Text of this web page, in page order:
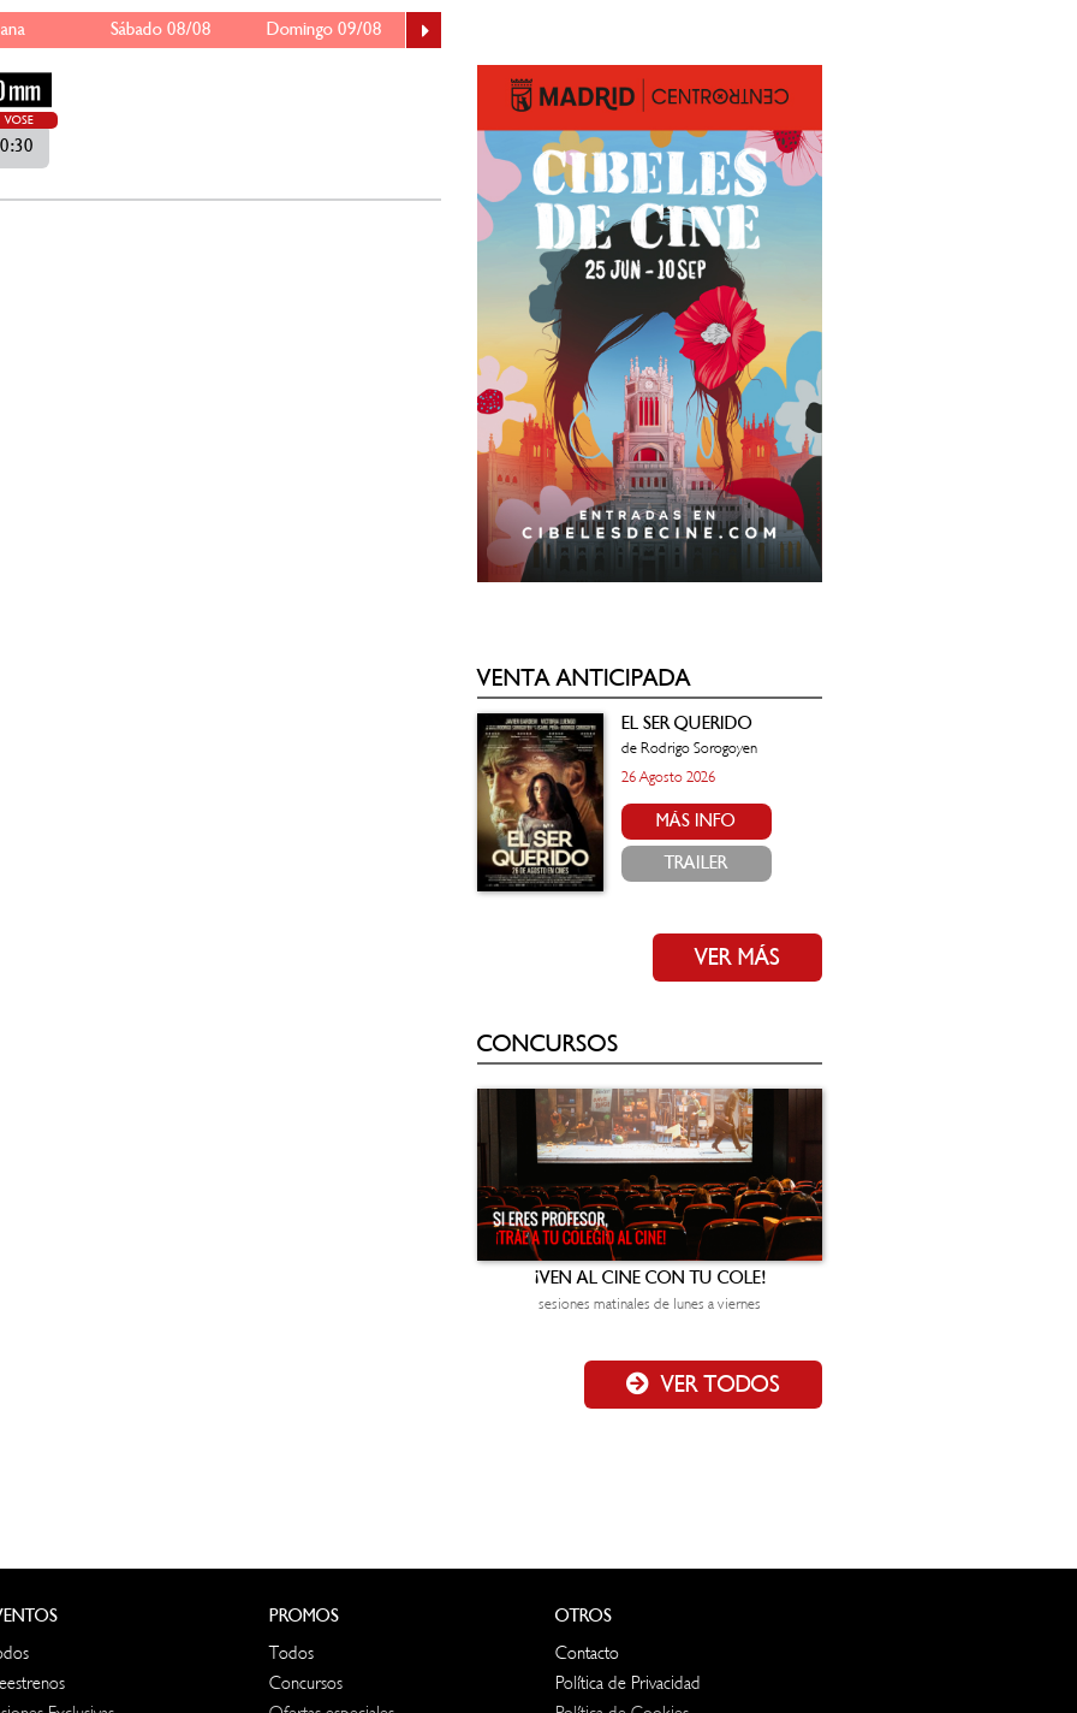
VOSE
Sábado 08/08 Domingo 09/08
VENTA ANTICIPADA
EL SER QUERIDO
de Rodrigo Sorogoyen
26 Agosto 2026
MÁS INFO
TRAILER
VER MÁS
CONCURSOS
¡VEN AL CINE CON TU COLE!
sesiones matinales de lunes a viernes
VER TODOS
PROMOS
Todos
Concursos
OTROS
Contacto
Política de Privacidad